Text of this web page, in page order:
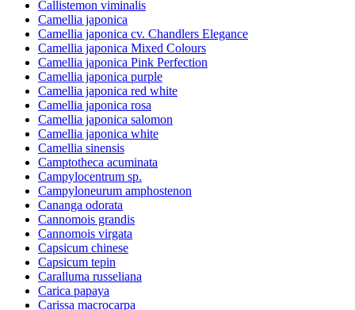
Callistemon viminalis
Camellia japonica
Camellia japonica cv. Chandlers Elegance
Camellia japonica Mixed Colours
Camellia japonica Pink Perfection
Camellia japonica purple
Camellia japonica red white
Camellia japonica rosa
Camellia japonica salomon
Camellia japonica white
Camellia sinensis
Camptotheca acuminata
Campylocentrum sp.
Campyloneurum amphostenon
Cananga odorata
Cannomois grandis
Cannomois virgata
Capsicum chinese
Capsicum tepin
Caralluma russeliana
Carica papaya
Carissa macrocarpa